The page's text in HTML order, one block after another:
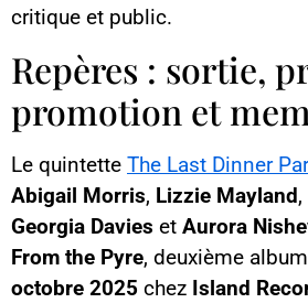
critique et public.
Repères : sortie,
promotion et
Le quintette The Last Dinner
Abigail Morris, Lizzie Mayland,
Georgia Davies et Aurora
From the Pyre, deuxième
octobre 2025 chez Island